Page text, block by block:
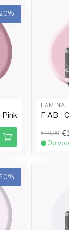
Pink
I.AM
FIAB -
€18,09
Op